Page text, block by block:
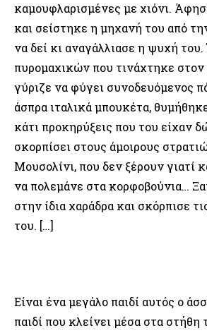
καμουφλαρισμένες με χιόνι.
και σείστηκε η μηχανή του από
να δεί κι αναγάλλιασε η ψυχή
πυρομαχικών που τινάχτηκε
γύριζε να φύγει συνοδευόμενος
άσπρα ιταλικά μπουκέτα,
κάτι προκηρύξεις που του είχαν
σκορπίσει στους άμοιρους
Μουσολίνι, που δεν ξέρουν γιατί
να πολεμάνε στα κορφοβούνια…
στην ίδια χαράδρα και σκόρπισε
του. […]
Είναι ένα μεγάλο παιδί αυτός ο
παιδί που κλείνει μέσα στα στήθη